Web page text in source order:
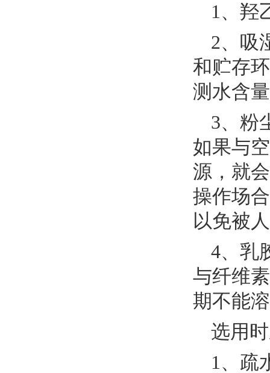
1、羟
2、吸
和贮存
测水含
3、粉
如果与
源，就
操作场
以免被
4、乳
与纤维
期不能
选用
1、疏